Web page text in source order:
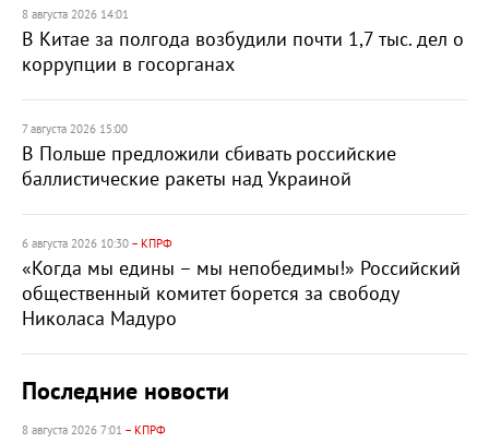
8 августа 2026 14:01
В Китае за полгода возбудили почти 1,7 тыс. дел о
коррупции в госорганах
7 августа 2026 15:00
В Польше предложили сбивать российские
баллистические ракеты над Украиной
6 августа 2026 10:30 – КПРФ
«Когда мы едины – мы непобедимы!» Российский
общественный комитет борется за свободу
Николаса Мадуро
Последние новости
8 августа 2026 7:01 – КПРФ